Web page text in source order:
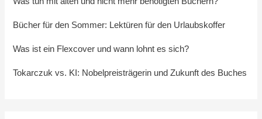
Bücher für den Sommer: Lektüren für den Urlaubskoffer
Was ist ein Flexcover und wann lohnt es sich?
Tokarczuk vs. KI: Nobelpreisträgerin und Zukunft des Buches